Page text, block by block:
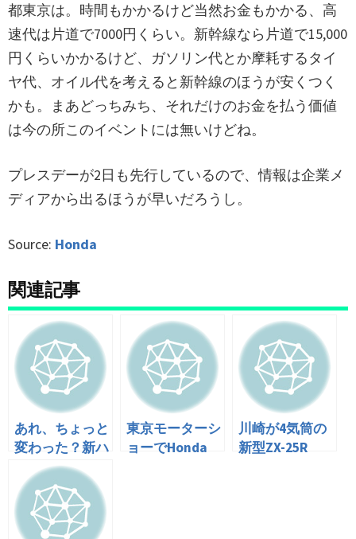
都東京は。時間もかかるけど当然お金もかかる、高
速代は片道で7000円くらい。新幹線なら片道で15,000
円くらいかかるけど、ガソリン代とか摩耗するタイ
ヤ代、オイル代を考えると新幹線のほうが安くつく
かも。まあどっちみち、それだけのお金を払う価値
は今の所このイベントには無いけどね。
プレスデーが2日も先行しているので、情報は企業メ
ディアから出るほうが早いだろうし。
Source: Honda
関連記事
あれ、ちょっと
変わった？新ハ
ンターカブ
CT125は44万円
で6月発売
東京モーターシ
ョーでHonda
川崎が4気筒の
新型ZX-25R